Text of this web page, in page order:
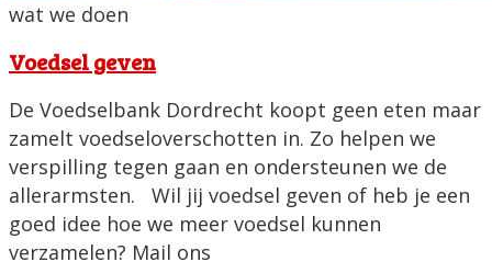
wat we doen
Voedsel geven
De Voedselbank Dordrecht koopt geen eten maar
zamelt voedseloverschotten in. Zo helpen we
verspilling tegen gaan en ondersteunen we de
allerarmsten. Wil jij voedsel geven of heb je een
goed idee hoe we meer voedsel kunnen
verzamelen? Mail ons